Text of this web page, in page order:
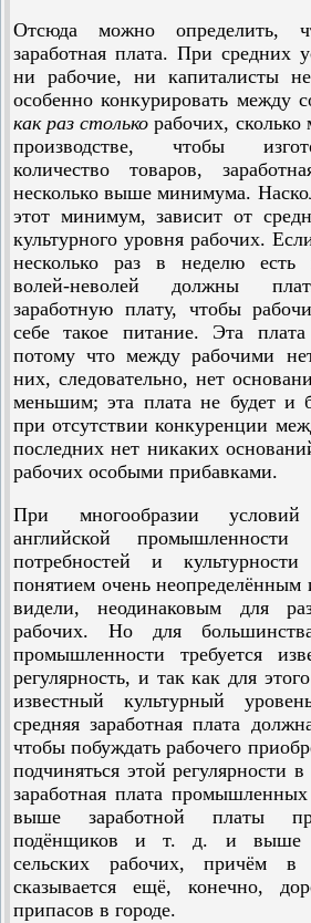
Отсюда можно определить,
заработная плата. При средних
ни рабочие, ни капиталисты
особенно конкурировать между
как раз столько рабочих, сколько
производстве, чтобы
количество товаров,
несколько выше минимума.
этот минимум, зависит от
культурного уровня рабочих.
несколько раз в неделю есть
волей-неволей должны
заработную плату, чтобы
себе такое питание. Эта
потому что между рабочими
них, следовательно, нет
меньшим; эта плата не будет и
при отсутствии конкуренции
последних нет никаких
рабочих особыми прибавками.
При многообразии
английской
потребностей и
понятием очень
видели, неодинаковым для
рабочих. Но для
промышленности требуется
регулярность, и так как для
известный культурный
средняя заработная плата
чтобы побуждать рабочего
подчиняться этой регулярности
заработная плата
выше заработной платы
подёнщиков и т. д. и выше
сельских рабочих, причём в
сказывается ещё, конечно,
припасов в городе.